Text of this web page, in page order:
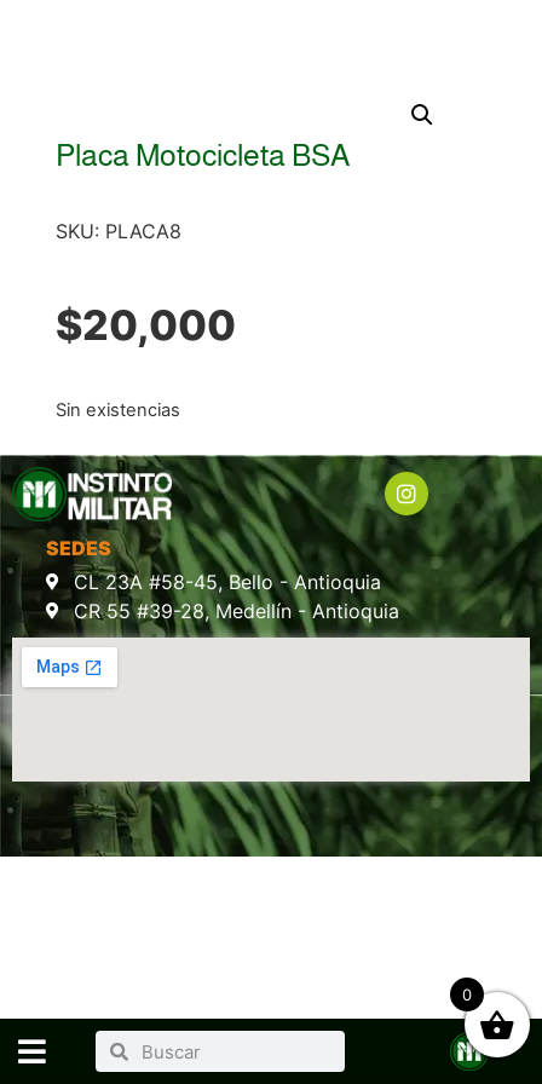
Placa Motocicleta BSA
SKU: PLACA8
$20,000
Sin existencias
SEDES
CL 23A #58-45, Bello - Antioquia
CR 55 #39-28, Medellín - Antioquia
0